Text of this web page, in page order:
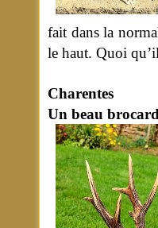
fait dans la
le haut. Quoi
Charentes
Un beau